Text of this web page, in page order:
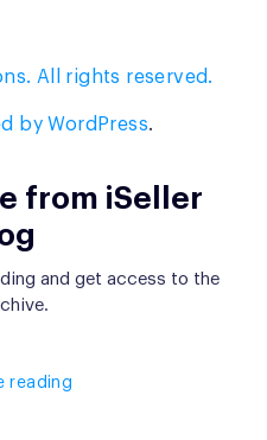
All rights reserved.
by WordPress.
from iSeller
and get access to the
reading